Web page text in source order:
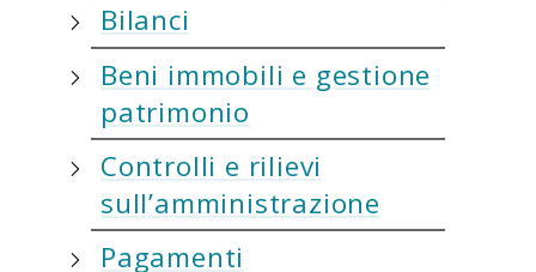
Bilanci
Beni immobili e gestione
patrimonio
Controlli e rilievi
sull’amministrazione
Pagamenti